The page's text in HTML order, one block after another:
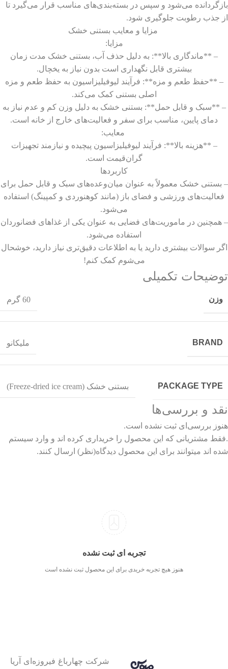
بازگردانده می‌شود و سپس در بسته‌بندی‌های مناسب قرار می‌گیرد تا
از جذب رطوبت جلوگیری شود.
مزایا و معایب بستنی خشک
مزایا:
– **ماندگاری بالا**: به دلیل حذف آب، بستنی خشک مدت زمان
بیشتری قابل نگهداری است بدون نیاز به یخچال.
– **حفظ طعم و مزه**: فرآیند لیوفیلیزاسیون به حفظ طعم و مزه
اصلی بستنی کمک می‌کند.
– **سبک و قابل حمل**: بستنی خشک به دلیل وزن کم و عدم نیاز به
دمای پایین، مناسب برای سفر و فعالیت‌های خارج از خانه است.
معایب:
– **هزینه بالا**: فرآیند لیوفیلیزاسیون پیچیده و نیازمند تجهیزات
گران‌قیمت است.
کاربردها
– بستنی خشک معمولاً به عنوان میان‌وعده‌های سبک و قابل حمل برای
فعالیت‌های ورزشی و فضای باز (مانند کوهنوردی و کمپینگ) استفاده
می‌شود.
– همچنین در ماموریت‌های فضایی به عنوان یکی از غذاهای فضانوردان
استفاده می‌شود.
اگر سوالات بیشتری دارید یا به اطلاعات دقیق‌تری نیاز دارید، خوشحال
می‌شوم کمک کنم!
توضیحات تکمیلی
وزن 60 گرم
BRAND ملیکانو
PACKAGE TYPE بستنی خشک (Freeze-dried ice cream)
نقد و بررسی‌ها
هنوز بررسی‌ای ثبت نشده است.
.فقط مشتریانی که این محصول را خریداری کرده اند و وارد سیستم
شده اند میتوانند برای این محصول دیدگاه(نظر) ارسال کنند.
تجربه ای ثبت نشده
هنوز هیچ تجربه خریدی برای این محصول ثبت نشده است
شرکت چهارباغ فیروزه‌ای آریا